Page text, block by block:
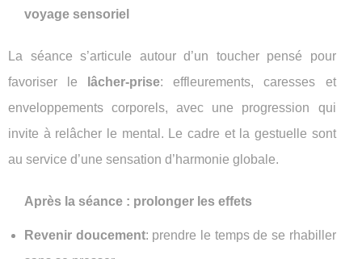
voyage sensoriel
La séance s’articule autour d’un toucher pensé pour
favoriser le
lâcher-prise: effleurements, caresses et
enveloppements corporels, avec une progression qui
invite à relâcher le mental. Le cadre et la gestuelle sont
au service d’une sensation d’harmonie globale.
Après la séance : prolonger les effets
Revenir doucement: prendre le temps de se rhabiller